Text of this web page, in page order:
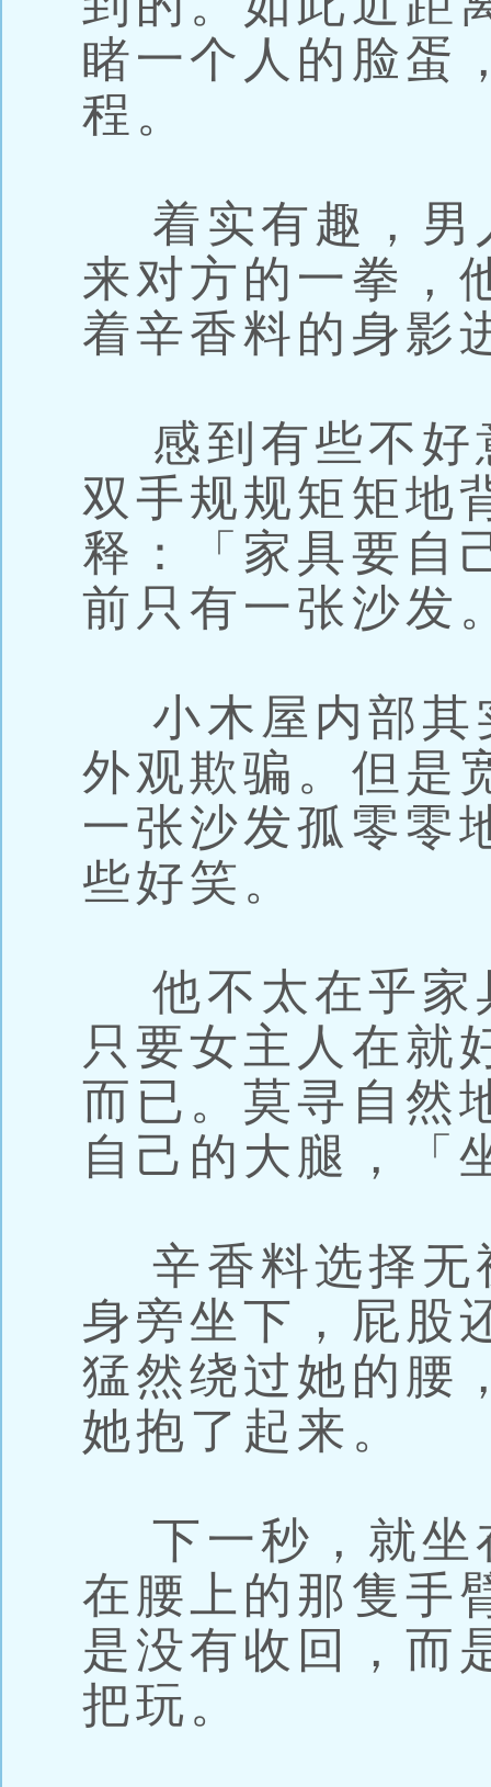
睹一个人的脸蛋
程。
着实有趣，男
来对方的一拳，
着辛香料的身影
感到有些不好
双手规规矩矩地
释：「家具要
前只有一张沙发
小木屋内部其
外观欺骗。但是
一张沙发孤零零
些好笑。
他不太在乎家
只要女主人在就
而已。莫寻自然
自己的大腿，「
辛香料选择无
身旁坐下，屁股
猛然绕过她的腰
她抱了起来。
下一秒，就坐
在腰上的那隻手
是没有收回，而
把玩。